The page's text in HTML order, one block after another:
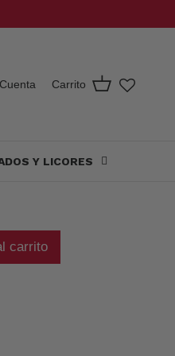
Cuenta Carrito
Y LICORES
carrito